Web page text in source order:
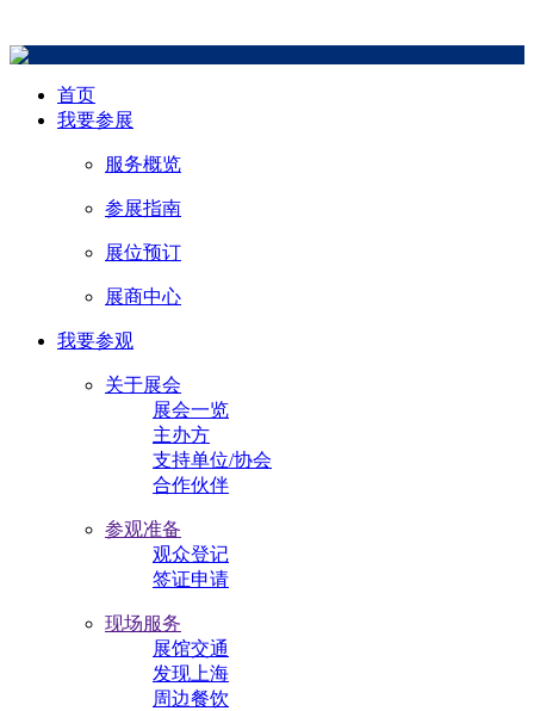
首页
我要参展
服务概览
参展指南
展位预订
展商中心
我要参观
关于展会
展会一览
主办方
支持单位/协会
合作伙伴
参观准备
观众登记
签证申请
现场服务
展馆交通
发现上海
周边餐饮